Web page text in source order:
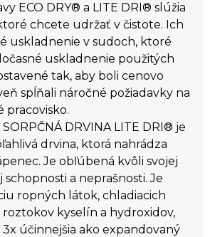
ECO DRY® a LITE DRI® slúžia
chcete udržať v čistote. Ich
uskladnenie v sudoch, ktoré
uskladnenie použitých
tak, aby boli cenovo
spĺňali náročné požiadavky na
pracovisko.
SORPČNÁ DRVINA LITE DRI® je
drvina, ktorá nahrádza
Je obľúbená kvôli svojej
schopnosti a neprašnosti. Je
ropných látok, chladiacich
kyselín a hydroxidov,
3x účinnejšia ako expandovaný